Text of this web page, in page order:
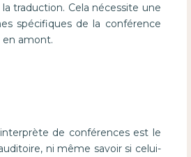
traduction. Cela nécessite une
spécifiques de la conférence
en amont.
de conférences est le
ni même savoir si celui-